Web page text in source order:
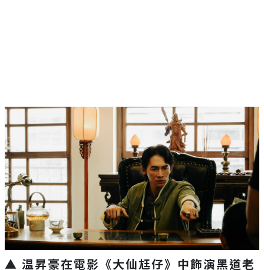
▲ 温昇豪在電影《大仙尪仔》中飾演黑道老